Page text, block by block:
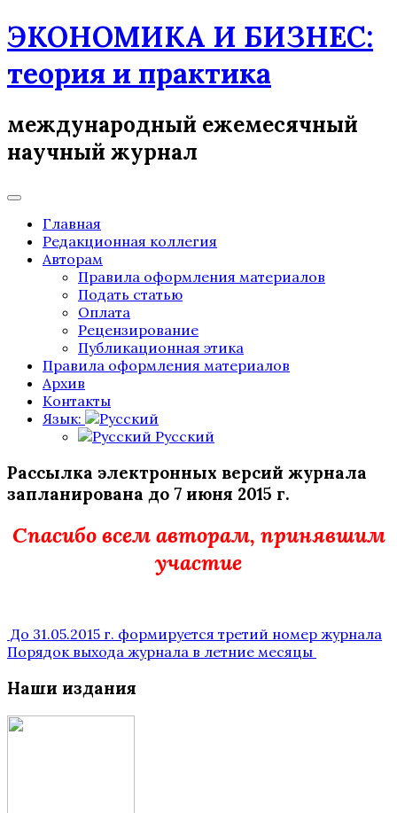
Skip
to
ЭКОНОМИКА И БИЗНЕС:
теория и практика
международный ежемесячный
научный журнал
Главная
Редакционная коллегия
Авторам
Правила оформления материалов
Подать статью
Оплата
Рецензирование
Публикационная этика
Правила оформления материалов
Архив
Контакты
Язык:
Русский
Рассылка электронных версий журнала
запланирована до 7 июня 2015 г.
Спасибо всем авторам, принявшим
участие
Post
navigation
До 31.05.2015 г. формируется третий номер журнала
Порядок выхода журнала в летние месяцы
Наши издания